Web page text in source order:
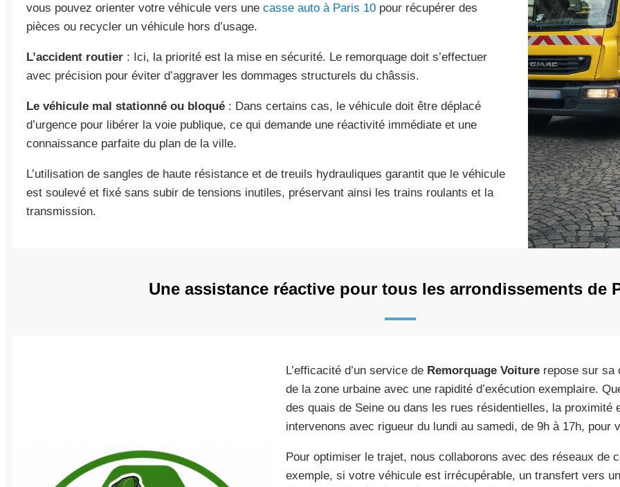
vous pouvez orienter votre véhicule vers une casse auto à Paris 10 pour récupérer des
pièces ou recycler un véhicule hors d’usage.
L’accident routier : Ici, la priorité est la mise en sécurité. Le remorquage doit s’effectuer
avec précision pour éviter d’aggraver les dommages structurels du châssis.
Le véhicule mal stationné ou bloqué : Dans certains cas, le véhicule doit être déplacé
d’urgence pour libérer la voie publique, ce qui demande une réactivité immédiate et une
connaissance parfaite du plan de la ville.
L’utilisation de sangles de haute résistance et de treuils hydrauliques garantit que le véhicule
est soulevé et fixé sans subir de tensions inutiles, préservant ainsi les trains roulants et la
transmission.
Une assistance réactive pour tous les arrondissements de
L’efficacité d’un service de Remorquage Voiturerepose sur sa
de la zone urbaine avec une rapidité d’exécution exemplaire.
des quais de Seine ou dans les rues résidentielles, la proximité
intervenons avec rigueur du lundi au samedi, de 9h à 17h, pour
Pour optimiser le trajet, nous collaborons avec des réseaux de
exemple, si votre véhicule est irrécupérable, un transfert vers